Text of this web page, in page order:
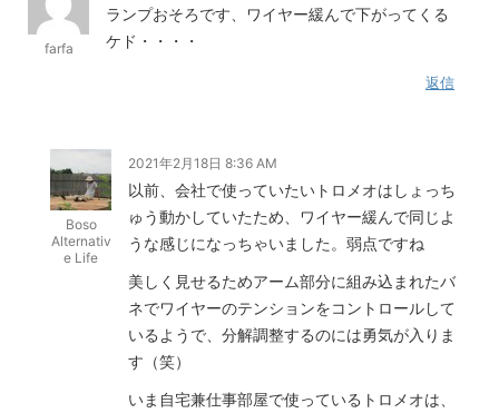
farfa
ランプおそろです、ワイヤー緩んで下がってくる
ケド・・・・
返信
Boso
Alternativ
e Life
2021年2月18日 8:36 AM
以前、会社で使っていたいトロメオはしょっち
ゅう動かしていたため、ワイヤー緩んで同じよ
うな感じになっちゃいました。弱点ですね
美しく見せるためアーム部分に組み込まれたバ
ネでワイヤーのテンションをコントロールして
いるようで、分解調整するのには勇気が入りま
す（笑）
いま自宅兼仕事部屋で使っているトロメオは、